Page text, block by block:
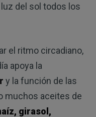
del sol todos los
el ritmo circadiano,
apoya la
y la función de las
muchos aceites de
girasol,